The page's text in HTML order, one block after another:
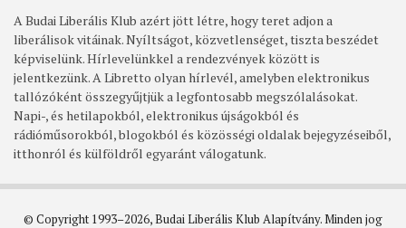
A Budai Liberális Klub azért jött létre, hogy teret adjon a
liberálisok vitáinak. Nyíltságot, közvetlenséget, tiszta beszédet
képviselünk. Hírlevelünkkel a rendezvények között is
jelentkezünk. A Libretto olyan hírlevél, amelyben elektronikus
tallózóként összegyűjtjük a legfontosabb megszólalásokat.
Napi-, és hetilapokból, elektronikus újságokból és
rádióműsorokból, blogokból és közösségi oldalak bejegyzéseiből,
itthonról és külföldről egyaránt válogatunk.
© Copyright 1993–2026, Budai Liberális Klub Alapítvány. Minden jog